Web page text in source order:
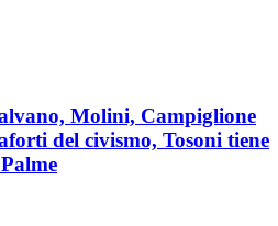
Molini, Campiglione
del civismo, Tosoni tiene